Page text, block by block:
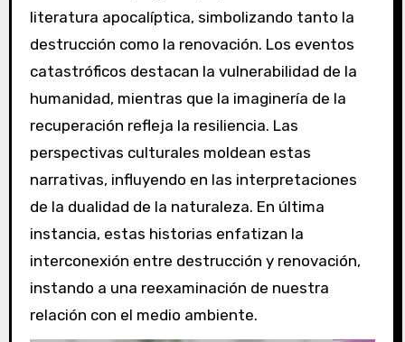
literatura apocalíptica, simbolizando tanto la
destrucción como la renovación. Los eventos
catastróficos destacan la vulnerabilidad de la
humanidad, mientras que la imaginería de la
recuperación refleja la resiliencia. Las
perspectivas culturales moldean estas
narrativas, influyendo en las interpretaciones
de la dualidad de la naturaleza. En última
instancia, estas historias enfatizan la
interconexión entre destrucción y renovación,
instando a una reexaminación de nuestra
relación con el medio ambiente.